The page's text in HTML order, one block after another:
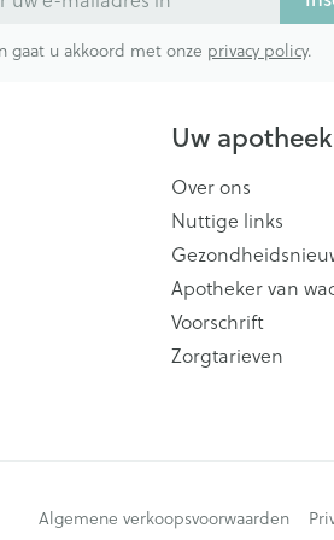
gaat u akkoord met onze privacy policy.
Uw apotheek
Over ons
Nuttige links
Apotheker van
Voorschrift
Zorgtarieven
Algemene verkoopsvoorwaarden